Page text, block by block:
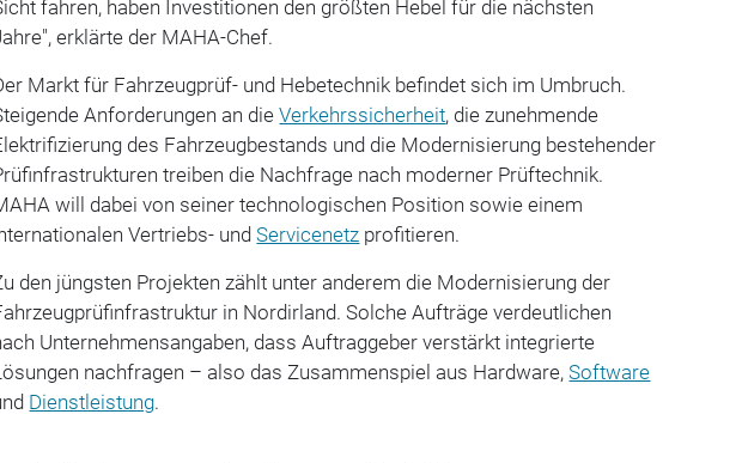
fahren, haben Investitionen den größten Hebel für die nächsten
erklärte der MAHA-Chef.
Markt für Fahrzeugprüf- und Hebetechnik befindet sich im Umbruch.
Anforderungen an dieVerkehrssicherheit, die zunehmende
des Fahrzeugbestands und die Modernisierung bestehender
treiben die Nachfrage nach moderner Prüftechnik.
will dabei von seiner technologischen Position sowie einem
Vertriebs- undServicenetz profitieren.
den jüngsten Projekten zählt unter anderem die Modernisierung der
in Nordirland. Solche Aufträge verdeutlichen
Unternehmensangaben, dass Auftraggeber verstärkt integrierte
nachfragen – also das Zusammenspiel aus Hardware,Software
Dienstleistung.